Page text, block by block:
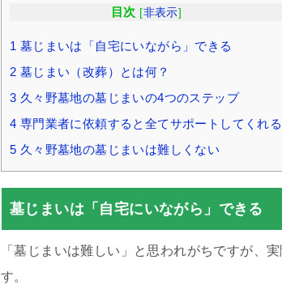
目次 [非表示]
1 墓じまいは「自宅にいながら」できる
2 墓じまい（改葬）とは何？
3 久々野墓地の墓じまいの4つのステップ
4 専門業者に依頼すると全てサポートしてくれる
5 久々野墓地の墓じまいは難しくない
墓じまいは「自宅にいながら」できる
「墓じまいは難しい」と思われがちですが、
す。